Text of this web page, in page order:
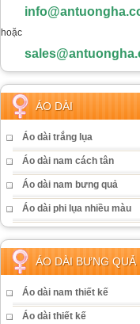
hoặc
ÁO DÀI
Áo dài trắng lụa
Áo dài nam cách tân
Áo dài nam bưng quả
Áo dài phi lụa nhiều màu
ÁO DÀI BƯNG QUẢ
Áo dài nam thiết kế
Áo dài thiết kế